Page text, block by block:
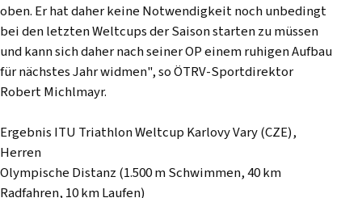
oben. Er hat daher keine Notwendigkeit noch unbedingt
bei den letzten Weltcups der Saison starten zu müssen
und kann sich daher nach seiner OP einem ruhigen Aufbau
für nächstes Jahr widmen", so ÖTRV-Sportdirektor
Robert Michlmayr.
Ergebnis ITU Triathlon Weltcup Karlovy Vary (CZE),
Herren
Olympische Distanz (1.500 m Schwimmen, 40 km
Radfahren, 10 km Laufen)